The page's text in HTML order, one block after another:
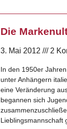
Die
3. Mai 2012 2
In den 1950er
unter Anhängern
eine Veränderung
begannen sich
Lieblingsmannschaft